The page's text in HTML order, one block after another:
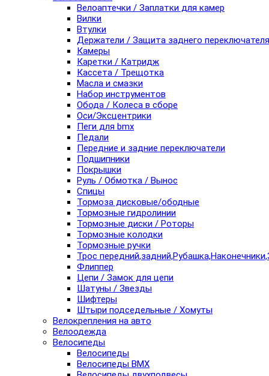
Велоаптечки / Заплатки для камер
Вилки
Втулки
Держатели / Защита заднего переключателя
Камеры
Каретки / Катридж
Кассета / Трещотка
Масла и смазки
Набор инструментов
Обода / Колеса в сборе
Оси/Эксцентрики
Пеги для bmx
Педали
Передние и задние переключатели
Подшипники
Покрышки
Руль / Обмотка / Вынос
Спицы
Тормоза дисковые/ободные
Тормозные гидролинии
Тормозные диски / Роторы
Тормозные колодки
Тормозные ручки
Трос
Флиппер
Цепи / Замок для цепи
Шатуны / Звезды
Шифтеры
Штыри подседельные / Хомуты
Велокрепления на авто
Велоодежда
Велосипеды
Велосипеды
Велосипеды BMX